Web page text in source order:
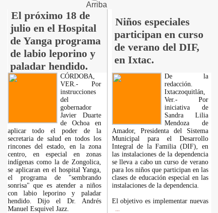
Arriba
El próximo 18 de
julio en el Hospital
de Yanga programa
de labio leporino y
paladar hendido.
Niños especiales
participan en curso
de verano del DIF,
en Ixtac.
CÓRDOBA,
VER.- Por
instrucciones
del
gobernador
Javier Duarte
de Ochoa en
aplicar todo el poder de la
secretaria de salud en todos los
rincones del estado, en la zona
centro, en especial en zonas
indígenas como la de Zongolica,
se aplicaran en el hospital Yanga,
el programa de "sembrando
sonrisa" que es atender a niños
con labio leporino y paladar
hendido. Dijo el Dr. Andrés
Manuel Esquivel Jazz.
De la
redacción.
Ixtaczoquitlán,
Ver.- Por
iniciativa de
Sandra Lilia
Mendoza de
Amador, Presidenta del Sistema
Municipal para el Desarrollo
Integral de la Familia (DIF), en
las instalaciones de la dependencia
se lleva a cabo un curso de verano
para los niños que participan en las
clases de educación especial en las
instalaciones de la dependencia.
El objetivo es implementar nuevas